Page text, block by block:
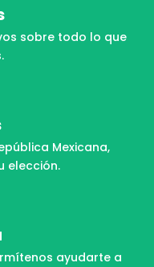
sobre todo lo que
Mexicana,
elección.
ayudarte a